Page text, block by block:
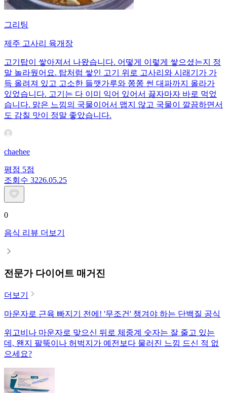
그리팅
제주 고사리 육개장
고기탑이 쌓아져서 나왔습니다. 어떻게 이렇게 쌓으셨는지 정
말 놀라웠어요. 탑처럼 쌓인 고기 위로 고사리와 시래기가 가
득 올려져 있고 고소한 들깻가루와 쫑쫑 썬 대파까지 올라가
있었습니다. 고기는 다 이미 익어 있어서 끓자마자 바로 먹었
습니다. 맑은 느낌의 국물이어서 맵지 않고 국물이 깔끔하면서
도 감칠 맛이 정말 좋았습니다.
chaehee
평점 5점
조회수 3226.05.25
0
음식 리뷰 더보기
전문가 다이어트 매거진
더보기
마운자로 근육 빠지기 전에! '무조건' 챙겨야 하는 단백질 공식
위고비나 마운자로 맞으신 뒤로 체중계 숫자는 잘 줄고 있는
데, 왠지 팔뚝이나 허벅지가 예전보다 물러진 느낌 드신 적 없
으세요?